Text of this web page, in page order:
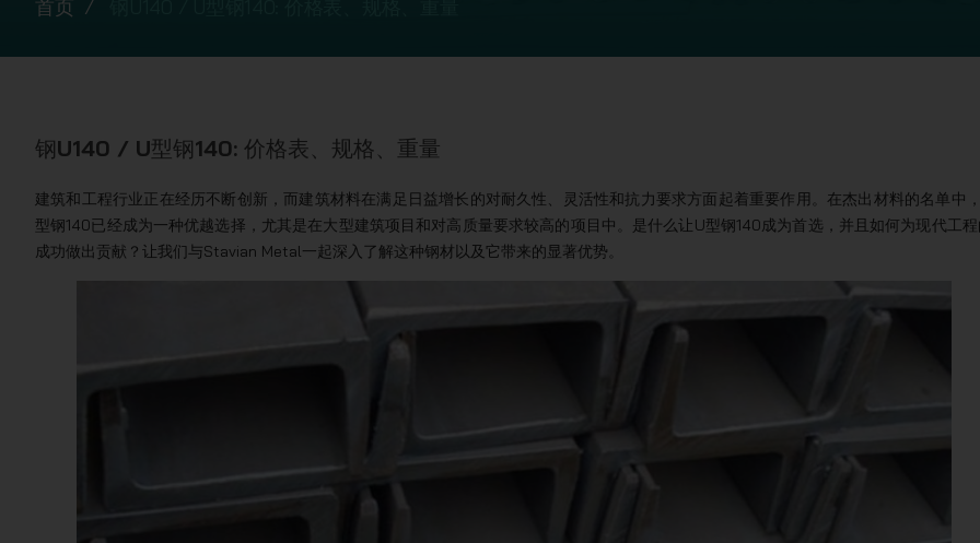
首页
钢U140 / U型钢140: 价格表、规格、重量
建筑和工程行业正在经历不断创新，而建筑材料在满足日益增长的对耐久性、灵活性和抗力要求方面起着重要作用。在杰出材料的名单中
型钢140已经成为一种优越选择，尤其是在大型建筑项目和对高质量要求较高的项目中。是什么让U型钢140成为首选，并且如何为现代工
成功做出贡献？让我们与Stavian Metal一起深入了解这种钢材以及它带来的显著优势。